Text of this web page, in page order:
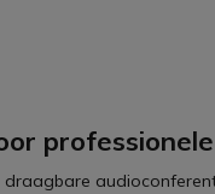
draagbare